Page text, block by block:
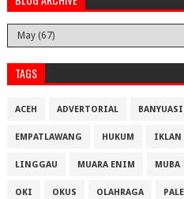
TAGS
ACEH ADVERTORIAL
EMPATLAWANG HUKUM IKLAN
LINGGAU MUARA ENIM MUBA
OKI OKUS OLAHRAGA